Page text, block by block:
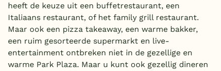
heeft de keuze uit een buffetrestaurant, een
Italiaans restaurant, of het family grill restaurant.
Maar ook een pizza takeaway, een warme bakker,
een ruim gesorteerde supermarkt en live-
entertainment ontbreken niet in de gezellige en
warme Park Plaza. Maar u kunt ook gezellig dineren